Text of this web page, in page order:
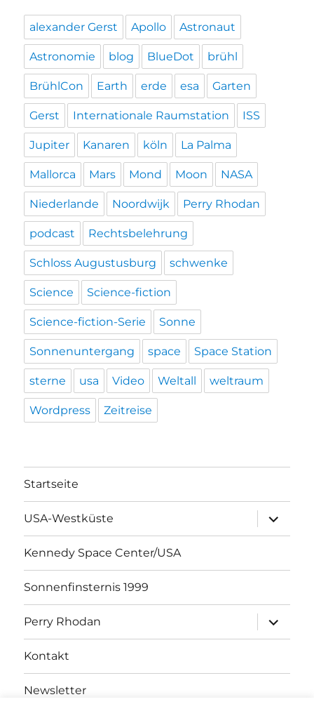
alexander Gerst Apollo Astronaut
Astronomie blog BlueDot brühl
BrühlCon Earth erde esa Garten
Gerst Internationale Raumstation ISS
Jupiter Kanaren köln La Palma
Mallorca Mars Mond Moon NASA
Niederlande Noordwijk Perry Rhodan
podcast Rechtsbelehrung
Schloss Augustusburg schwenke
Science Science-fiction
Science-fiction-Serie Sonne
Sonnenuntergang space Space Station
sterne usa Video Weltall weltraum
Wordpress Zeitreise
Startseite
USA-Westküste
öffnen
Kennedy Space Center/USA
Sonnenfinsternis 1999
Perry Rhodan
öffnen
Kontakt
Newsletter